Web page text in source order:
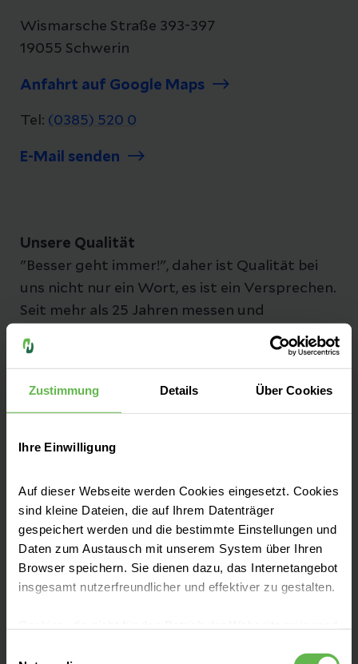
Zustimmung Details Über Cookies
Ihre Einwilligung
Auf dieser Webseite werden Cookies eingesetzt. Cookies
sind kleine Dateien, die auf Ihrem Datenträger
gespeichert werden und die bestimmte Einstellungen und
Daten zum Austausch mit unserem System über Ihren
Browser speichern. Sie dienen dazu, das Internetangebot
insgesamt nutzerfreundlicher und effektiver zu gestalten.
Wismarsche Straße 393-397
19055 Schwerin
Anfahrt auf Google Maps
Tel: (0385) 520 0
E-Mail senden
Unsere Qualität
"Besser geht immer!", daher ist Qualität bei
uns nicht nur ein Wort, es ist ein Versprechen.
Seit mehr als 25 Jahren messen und
optimieren wir unsere Qualität, damit sie
bestmöglich und sicher behandelt werden.
Zu unseren Qualitätszahlen
Unsere Zentren